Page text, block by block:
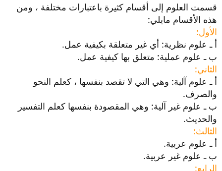
قسمت العلوم إلى أقسام كثيرة باعتبارات مختلفة ، ومن
هذه الأقسام مايلي:
الأول:
أ ـ علوم نظرية: أي غير متعلقة بكيفية عمل.
ب ـ علوم عملية: متعلق بها كيفية عمل.
الثاني:
أ ـ علوم آلية: وهي التي لا تقصد بنفسها ، كعلم النحو
والصرف.
ب ـ علوم غير آلية: وهي المقصودة بنفسها كعلم التفسير
والحديث.
الثالث:
أ ـ علوم عربية.
ب ـ علوم غير عربية.
الرابع: